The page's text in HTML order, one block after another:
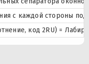
с каждой стороны
код 2RU) =